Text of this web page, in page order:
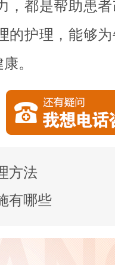
，都是帮助患
的护理，能够
。
方法
有哪些